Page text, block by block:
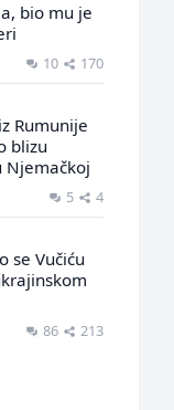
bio mu je
10 170
Rumunije
blizu
Njemačkoj
5 4
se Vučiću
86 213